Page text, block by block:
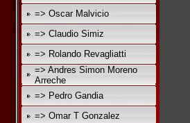
=> Oscar Malvicio
=> Claudio Simiz
=> Rolando Revagliatti
=> Andres Simon Moreno
Arreche
=> Pedro Gandia
=> Omar T Gonzalez